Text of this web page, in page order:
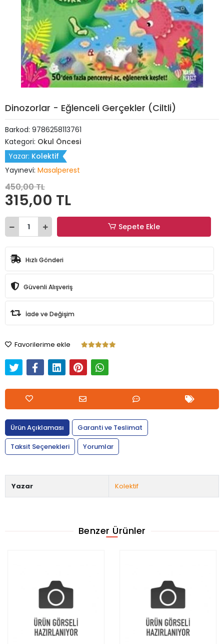
Dinozorlar - Eğlenceli Gerçekler (Ciltli)
Barkod: 9786258113761
Kategori: Okul Öncesi
Yazar: Kolektif
Yayınevi: Masalperest
450,00 TL
315,00 TL
Sepete Ekle
Hızlı Gönderi
Güvenli Alışveriş
İade ve Değişim
Favorilerime ekle
Ürün Açıklaması
Garanti ve Teslimat
Taksit Seçenekleri
Yorumlar
Yazar Kolektif
Benzer Ürünler